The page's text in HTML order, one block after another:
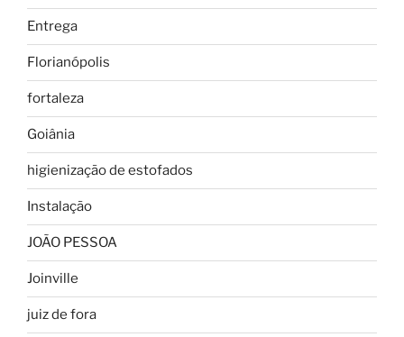
Entrega
Florianópolis
fortaleza
Goiânia
higienização de estofados
Instalação
JOÃO PESSOA
Joinville
juiz de fora